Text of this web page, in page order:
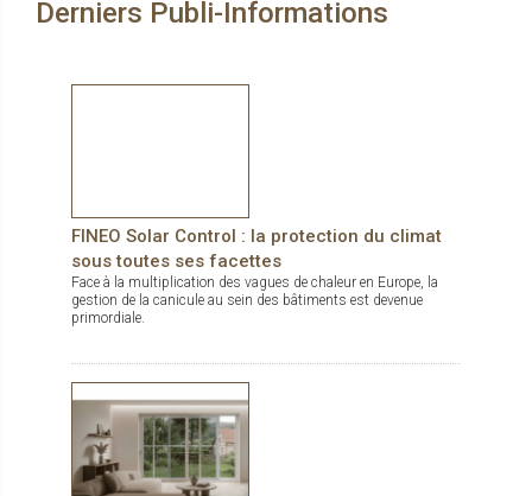
Derniers Publi-Informations
FINEO Solar Control : la protection du climat
sous toutes ses facettes
Face à la multiplication des vagues de chaleur en Europe, la
gestion de la canicule au sein des bâtiments est devenue
primordiale.